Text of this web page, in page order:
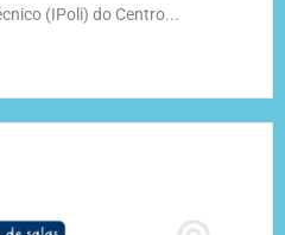
(IPoli) do Centro...